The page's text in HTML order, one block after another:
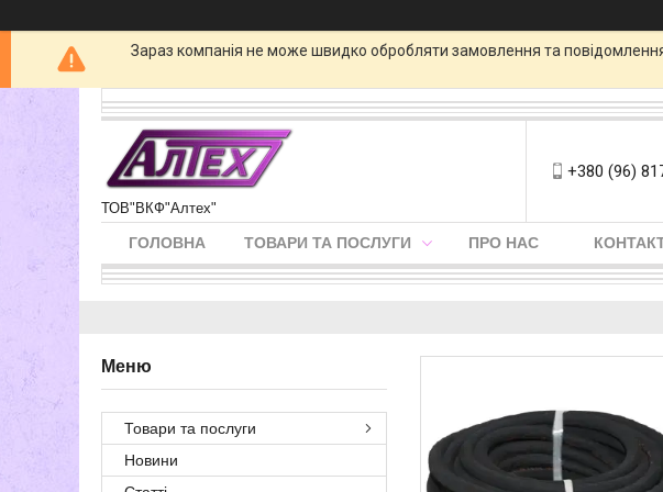
Зараз компанія не може швидко обробляти замовлення та
ТОВ"ВКФ"Алтех"
+380 (96)
ГОЛОВНА ТОВАРИ ТА ПОСЛУГИ ПРО НАС
Товари та послуги
Новини